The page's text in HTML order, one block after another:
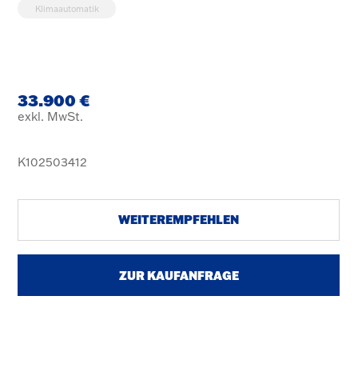
Klimaautomatik
33.900 €
exkl. MwSt.
K102503412
WEITEREMPFEHLEN
ZUR KAUFANFRAGE